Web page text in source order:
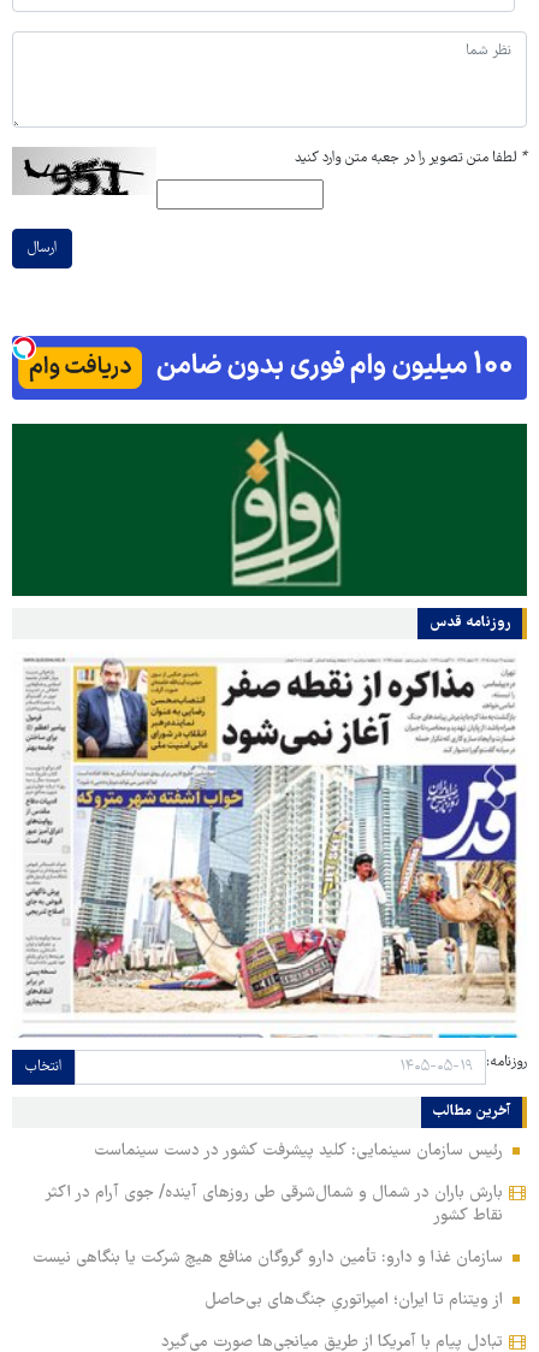
* لطفا متن تصویر را در جعبه متن وارد کنید
ارسال
روزنامه قدس
روزنامه: انتخاب
آخرین مطالب
رئیس سازمان سینمایی: کلید پیشرفت کشور در دست سینماست
بارش باران در شمال و شمال‌شرقی طی روزهای آینده/ جوی آرام در اکثر
نقاط کشور
سازمان غذا و دارو: تأمین دارو گروگان منافع هیچ شرکت یا بنگاهی نیست
از ویتنام تا ایران؛ امپراتوریِ جنگ‌های بی‌حاصل
تبادل پیام با آمریکا از طریق میانجی‌ها صورت می‌گیرد